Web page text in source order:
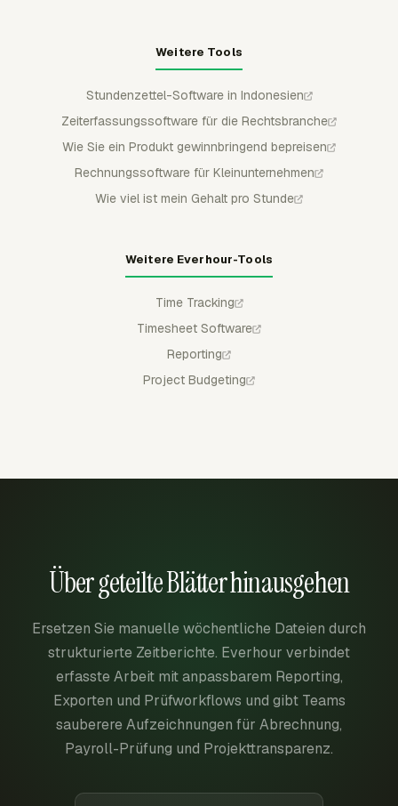
Weitere Tools
Stundenzettel-Software in Indonesien
Zeiterfassungssoftware für die Rechtsbranche
Wie Sie ein Produkt gewinnbringend bepreisen
Rechnungssoftware für Kleinunternehmen
Wie viel ist mein Gehalt pro Stunde
Weitere Everhour-Tools
Time Tracking
Timesheet Software
Reporting
Project Budgeting
Über geteilte Blätter hinausgehen
Ersetzen Sie manuelle wöchentliche Dateien durch
strukturierte Zeitberichte. Everhour verbindet
erfasste Arbeit mit anpassbarem Reporting,
Exporten und Prüfworkflows und gibt Teams
sauberere Aufzeichnungen für Abrechnung,
Payroll-Prüfung und Projekttransparenz.